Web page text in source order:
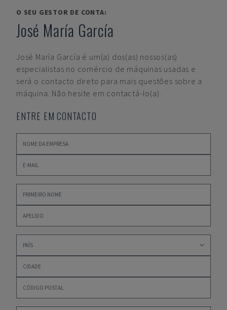
O SEU GESTOR DE CONTA:
José María García
José María García é um(a) dos(as) nossos(as)
especialistas no comércio de máquinas usadas e
será o contacto direto para mais questões sobre a
máquina. Não hesite em contactá-lo(a).
ENTRE EM CONTACTO